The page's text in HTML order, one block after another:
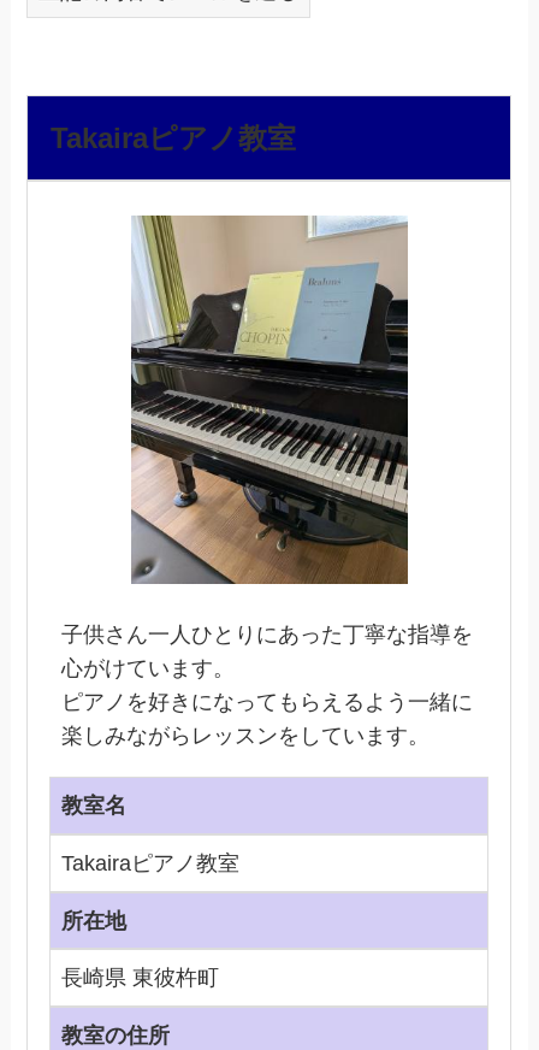
Takairaピアノ教室
子供さん一人ひとりにあった丁寧な指導を
心がけています。
ピアノを好きになってもらえるよう一緒に
楽しみながらレッスンをしています。
教室名
Takairaピアノ教室
所在地
長崎県 東彼杵町
教室の住所